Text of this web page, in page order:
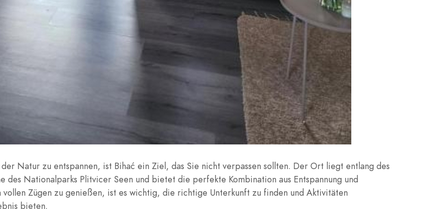
Natur zu entspannen, ist Bihać ein Ziel, das Sie nicht verpassen sollten. Der Ort liegt entlang des
des Nationalparks Plitvicer Seen und bietet die perfekte Kombination aus Entspannung und
Zügen zu genießen, ist es wichtig, die richtige Unterkunft zu finden und Aktivitäten
bieten.